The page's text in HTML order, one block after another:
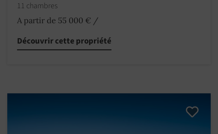
11 chambres
A partir de 55 000 € /
Découvrir cette propriété